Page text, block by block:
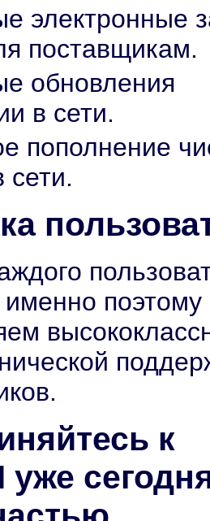
электронные
поставщикам.
обновления
в сети.
пополнение
сети.
поэтому
к
уже